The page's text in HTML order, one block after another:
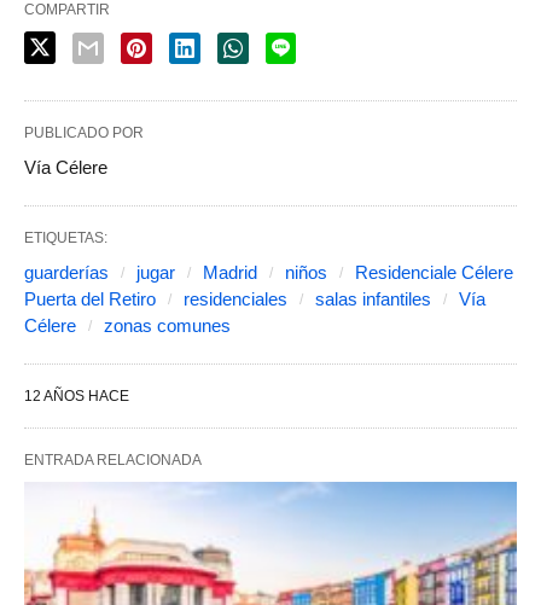
COMPARTIR
PUBLICADO POR
Vía Célere
ETIQUETAS:
guarderías jugar Madrid niños
Residenciale Célere
Puerta del Retiro
residenciales salas infantiles
Vía
Célere
zonas comunes
12 AÑOS HACE
ENTRADA RELACIONADA